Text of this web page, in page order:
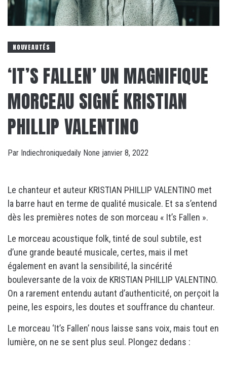
NOUVEAUTÉS
‘IT’S FALLEN’ UN MAGNIFIQUE
MORCEAU SIGNÉ KRISTIAN
PHILLIP VALENTINO
Par Indiechroniquedaily None janvier 8, 2022
Le chanteur et auteur KRISTIAN PHILLIP VALENTINO met
la barre haut en terme de qualité musicale. Et sa s’entend
dès les premières notes de son morceau « It’s Fallen ».
Le morceau acoustique folk, tinté de soul subtile, est
d’une grande beauté musicale, certes, mais il met
également en avant la sensibilité, la sincérité
bouleversante de la voix de KRISTIAN PHILLIP VALENTINO.
On a rarement entendu autant d’authenticité, on perçoit la
peine, les espoirs, les doutes et souffrance du chanteur.
Le morceau ‘It’s Fallen’ nous laisse sans voix, mais tout en
lumière, on ne se sent plus seul. Plongez dedans :